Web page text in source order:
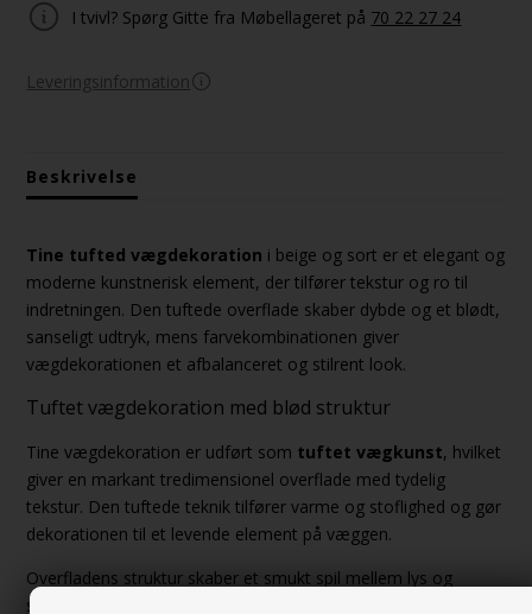
I tvivl? Spørg Gitte fra Møbellageret på 70 22 27 24
Leveringsinformation
Beskrivelse
Tine tufted vægdekoration i beige og sort er et elegant og
moderne kunstnerisk element, der tilfører tekstur og ro til
indretningen. Den tuftede overflade skaber dybde og et blødt,
sanseligt udtryk, mens farvekombinationen giver
vægdekorationen et afbalanceret og stilrent look.
Tuftet vægdekoration med blød struktur
Tine vægdekoration er udført som tuftet vægkunst, hvilket
giver en markant tredimensionel overflade med tydelig
tekstur. Den tuftede teknik tilfører varme og stoflighed og gør
dekorationen til et levende element på væggen.
Overfladens struktur skaber et smukt spil mellem lys og
skygge og giver rummet et mere indbydende udtryk.